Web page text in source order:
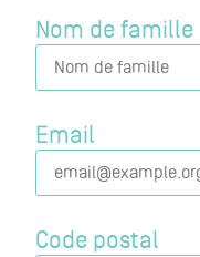
Nom de famille
Email
Code postal